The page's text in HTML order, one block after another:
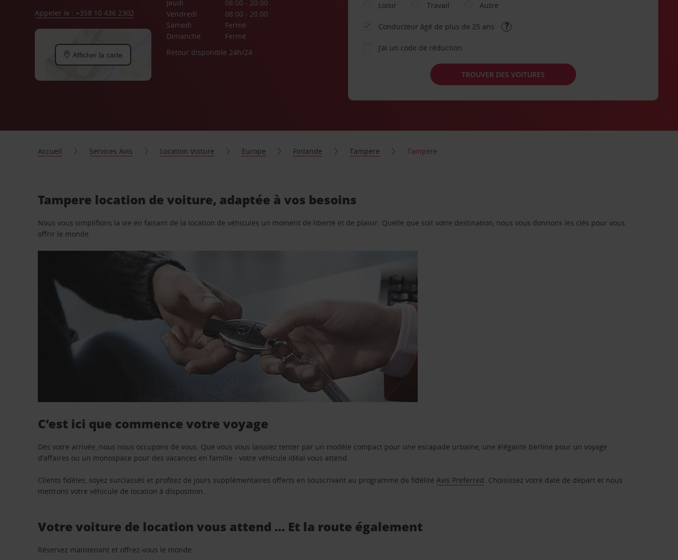
Appeler le : +358 10 436 2302
Afficher la carte
Jeudi
08:00 - 20:00
Vendredi
08:00 - 20:00
Samedi
Fermé
Dimanche
Fermé
Retour disponible 24h/24
Loisir
Travail Autre
Conducteur âgé de plus de 25 ans
J’ai un code de réduction
TROUVER DES VOITURES
Accueil Services Avis Location Voiture Europe Finlande Tampere Tampere
Tampere location de voiture, adaptée à vos besoins
Nous vous simplifions la vie en faisant de la location de véhicules un moment de liberté et de plaisir. Quelle que soit votre destination, nous vous donnons les clés pour vous
offrir le monde.
C’est ici que commence votre voyage
Dès votre arrivée, nous nous occupons de vous. Que vous vous laissiez tenter par un modèle compact pour une escapade urbaine, une élégante berline pour un voyage
d’affaires ou un monospace pour des vacances en famille - votre véhicule idéal vous attend.
Clients fidèles, soyez surclassés et profitez de jours supplémentaires offerts en souscrivant au programme de fidélitéAvis Preferred. Choisissez votre date de départ et nous
mettrons votre véhicule de location à disposition.
Votre voiture de location vous attend … Et la route également
Réservez maintenant et offrez-vous le monde.